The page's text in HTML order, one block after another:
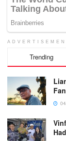
Trending